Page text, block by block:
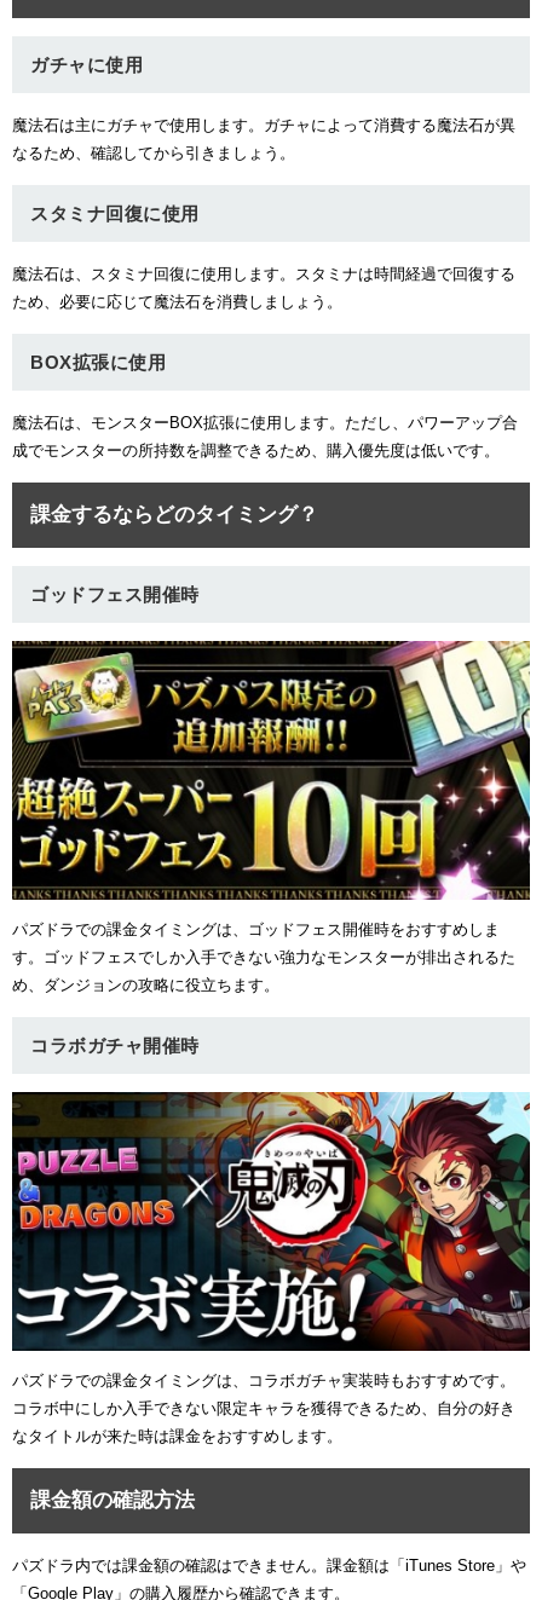
ガチャに使用
魔法石は主にガチャで使用します。ガチャによって消費する魔法石が異
なるため、確認してから引きましょう。
スタミナ回復に使用
魔法石は、スタミナ回復に使用します。スタミナは時間経過で回復する
ため、必要に応じて魔法石を消費しましょう。
BOX拡張に使用
魔法石は、モンスターBOX拡張に使用します。ただし、パワーアップ合
成でモンスターの所持数を調整できるため、購入優先度は低いです。
課金するならどのタイミング？
ゴッドフェス開催時
パズドラでの課金タイミングは、ゴッドフェス開催時をおすすめしま
す。ゴッドフェスでしか入手できない強力なモンスターが排出されるた
め、ダンジョンの攻略に役立ちます。
コラボガチャ開催時
パズドラでの課金タイミングは、コラボガチャ実装時もおすすめです。
コラボ中にしか入手できない限定キャラを獲得できるため、自分の好き
なタイトルが来た時は課金をおすすめします。
課金額の確認方法
パズドラ内では課金額の確認はできません。課金額は「iTunes Store」や
「Google Play」の購入履歴から確認できます。